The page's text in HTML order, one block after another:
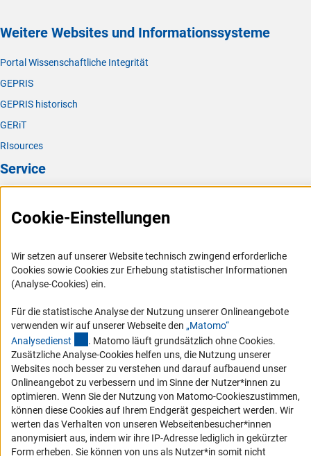
Weitere Websites und Informationssysteme
Portal Wissenschaftliche Integrität
GEPRIS
GEPRIS historisch
GERiT
RIsources
Service
FAQ
Logo und Corporate Design
RSS-Feeds
Vergabeverfahren
Barrierefreiheit
Service und Informationen für Menschen mit Behinderungen
Erklärung zur Barrierefreiheit
Barriere melden
DFG-aktuell
Cookie-Einstellungen
Wir setzen auf unserer Website technisch zwingend erforderliche
Cookies sowie Cookies zur Erhebung statistischer Informationen
(Analyse-Cookies) ein.
Für die statistische Analyse der Nutzung unserer Onlineangebote
verwenden wir auf unserer Webseite den „Matomo“
Analysedienst (externer Link)
. Matomo läuft grundsätzlich ohne Cookies.
Zusätzliche Analyse-Cookies helfen uns, die Nutzung unserer
Websites noch besser zu verstehen und darauf aufbauend unser
Onlineangebot zu verbessern und im Sinne der Nutzer*innen zu
optimieren. Wenn Sie der Nutzung von Matomo-Cookieszustimmen,
können diese Cookies auf Ihrem Endgerät gespeichert werden. Wir
werten das Verhalten von unseren Webseitenbesucher*innen
anonymisiert aus, indem wir ihre IP-Adresse lediglich in gekürzter
Form erheben. Sie können von uns als Nutzer*in somit nicht